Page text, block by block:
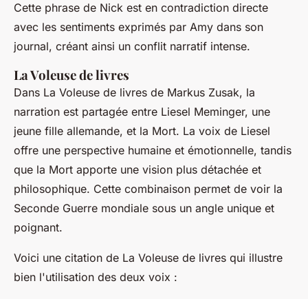
Cette phrase de Nick est en contradiction directe
avec les sentiments exprimés par Amy dans son
journal, créant ainsi un conflit narratif intense.
La Voleuse de livres
Dans La Voleuse de livres de Markus Zusak, la
narration est partagée entre Liesel Meminger, une
jeune fille allemande, et la Mort. La voix de Liesel
offre une perspective humaine et émotionnelle, tandis
que la Mort apporte une vision plus détachée et
philosophique. Cette combinaison permet de voir la
Seconde Guerre mondiale sous un angle unique et
poignant.
Voici une citation de La Voleuse de livres qui illustre
bien l'utilisation des deux voix :